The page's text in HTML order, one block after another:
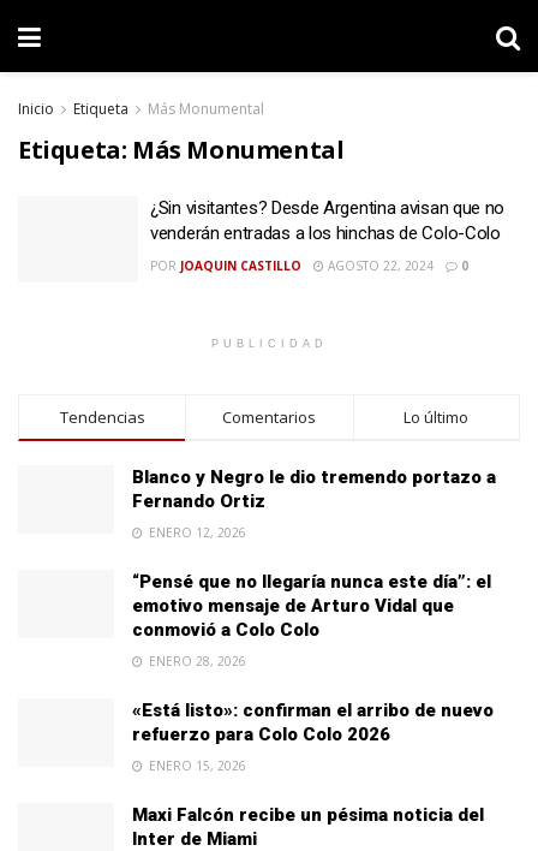
Inicio Etiqueta Más Monumental
Etiqueta: Más Monumental
¿Sin visitantes? Desde Argentina avisan que no
venderán entradas a los hinchas de Colo-Colo
POR JOAQUIN CASTILLO AGOSTO 22, 2024 0
PUBLICIDAD
Tendencias Comentarios Lo último
Blanco y Negro le dio tremendo portazo a
Fernando Ortiz
ENERO 12, 2026
“Pensé que no llegaría nunca este día”: el
emotivo mensaje de Arturo Vidal que
conmovió a Colo Colo
ENERO 28, 2026
«Está listo»: confirman el arribo de nuevo
refuerzo para Colo Colo 2026
ENERO 15, 2026
Maxi Falcón recibe un pésima noticia del
Inter de Miami